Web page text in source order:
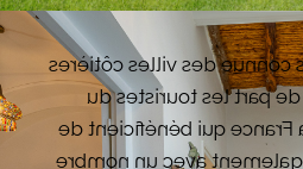
Essaouira est le plus
de l'Atlantique, de
Royaume-Uni et la
vols directs mais